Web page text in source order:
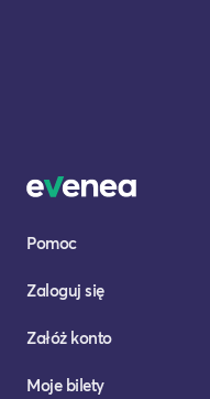
Pomoc
Zaloguj się
Załóż konto
Moje bilety